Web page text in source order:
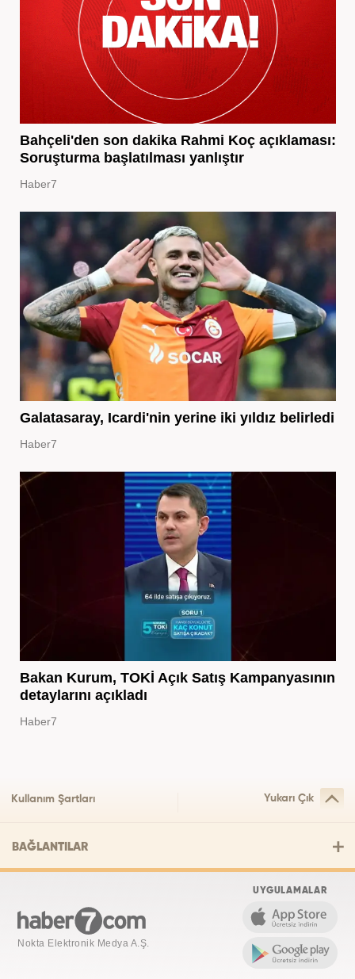
Bahçeli'den son dakika Rahmi Koç açıklaması:
Soruşturma başlatılması yanlıştır
Haber7
Galatasaray, Icardi'nin yerine iki yıldız belirledi
Haber7
Bakan Kurum, TOKİ Açık Satış Kampanyasının
detaylarını açıkladı
Haber7
Kullanım Şartları Yukarı Çık
BAĞLANTILAR
Nokta Elektronik Medya A.Ş.
UYGULAMALAR